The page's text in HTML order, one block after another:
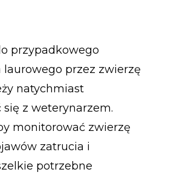
przypadkowego
laurowego przez zwierzę
natychmiast
z weterynarzem.
monitorować zwierzę
zatrucia i
potrzebne